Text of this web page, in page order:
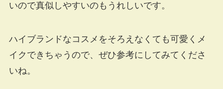
いので真似しやすいのもうれしいです。
ハイブランドなコスメをそろえなくても可愛くメ
イクできちゃうので、ぜひ参考にしてみてくださ
いね。